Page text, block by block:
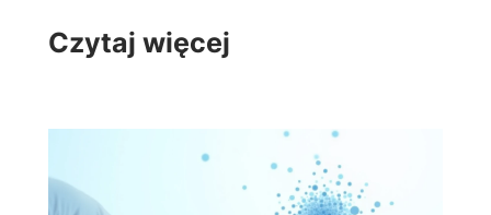
Czytaj więcej